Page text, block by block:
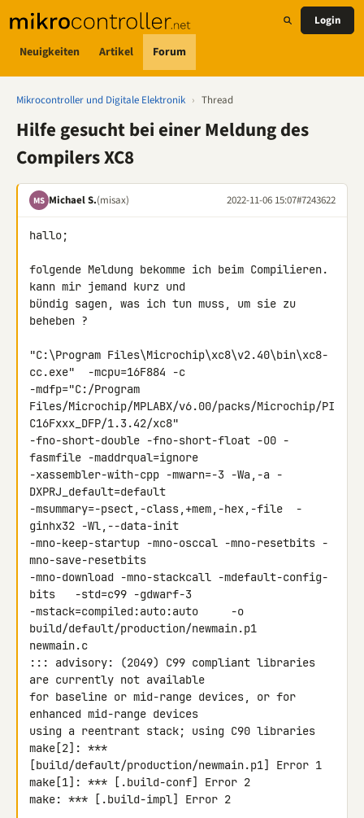
Neuigkeiten Artikel Forum
Login
Mikrocontroller und Digitale Elektronik › Thread
Hilfe gesucht bei einer Meldung des
Compilers XC8
MS Michael S.(misax) 2022-11-06 15:07#7243622
hallo;
folgende Meldung bekomme ich beim Compilieren.
kann mir jemand kurz und
bündig sagen, was ich tun muss, um sie zu
beheben ?
"C:\Program Files\Microchip\xc8\v2.40\bin\xc8-
cc.exe"  -mcpu=16F884 -c
-mdfp="C:/Program
Files/Microchip/MPLABX/v6.00/packs/Microchip/PI
C16Fxxx_DFP/1.3.42/xc8"
-fno-short-double -fno-short-float -O0 -
fasmfile -maddrqual=ignore
-xassembler-with-cpp -mwarn=-3 -Wa,-a -
DXPRJ_default=default
-msummary=-psect,-class,+mem,-hex,-file  -
ginhx32 -Wl,--data-init
-mno-keep-startup -mno-osccal -mno-resetbits -
mno-save-resetbits
-mno-download -mno-stackcall -mdefault-config-
bits   -std=c99 -gdwarf-3
-mstack=compiled:auto:auto     -o
build/default/production/newmain.p1
newmain.c
::: advisory: (2049) C99 compliant libraries
are currently not available
for baseline or mid-range devices, or for
enhanced mid-range devices
using a reentrant stack; using C90 libraries
make[2]: ***
[build/default/production/newmain.p1] Error 1
make[1]: *** [.build-conf] Error 2
make: *** [.build-impl] Error 2